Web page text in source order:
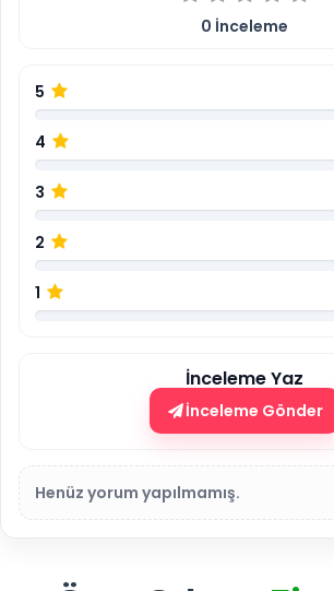
0 İnceleme
5
4
3
2
1
İnceleme Yaz
İnceleme Gönder
Henüz yorum yapılmamış.